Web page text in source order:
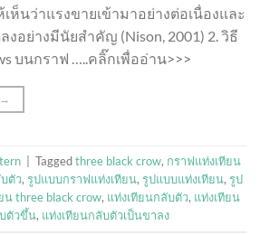
ห็นว่าแรงขายเข้ามาอย่างต่อเนื่องและ
งอย่างมีนัยสำคัญ (Nison, 2001) 2. วิธี
บนกราฟ …..คลิ๊กเพื่ออ่าน>>>
→
Taggedthree black crow, กราฟแท่งเทียน
ตัว, รูปแบบกราฟแท่งเทียน, รูปแบบแท่งเทียน, รูป
น three black crow, แท่งเทียนกลับตัว, แท่งเทียน
ตัวขึ้น, แท่งเทียนกลับตัวเป็นขาลง